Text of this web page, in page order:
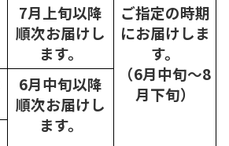
7月上旬以降
順次お届けし
ます。
ご指定の時期
にお届けしま
す。
（6月中旬～8
月下旬）
6月中旬以降
順次お届けし
ます。